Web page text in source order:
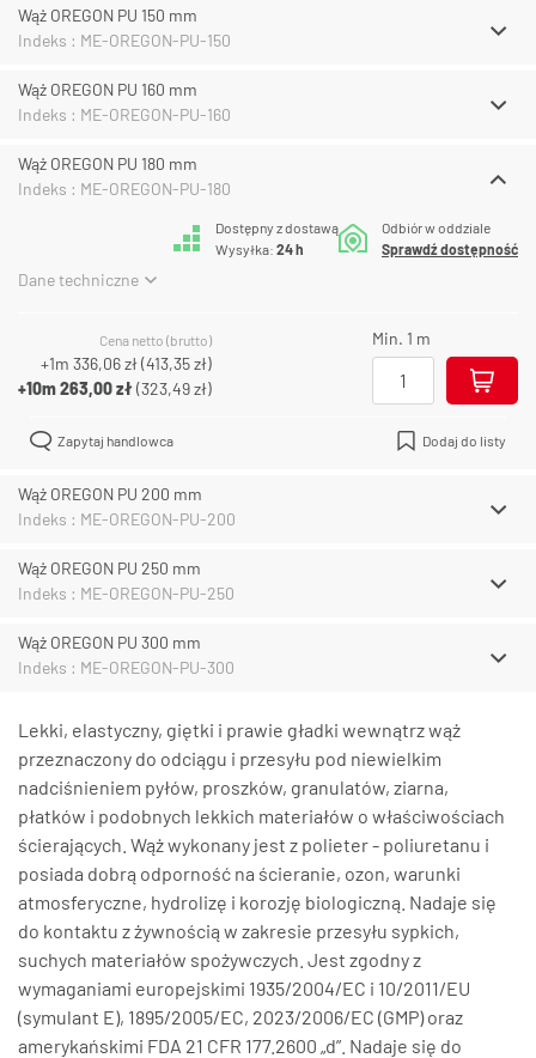
Wąż OREGON PU 150 mm
Indeks : ME-OREGON-PU-150
Wąż OREGON PU 160 mm
Indeks : ME-OREGON-PU-160
Wąż OREGON PU 180 mm
Indeks : ME-OREGON-PU-180
Dostępny z dostawą
Wysyłka: 24 h
Odbiór w oddziale
Sprawdź dostępność
Dane techniczne
Cena netto (brutto)
+1m 336,06 zł(413,35 zł)
+10m263,00 zł(323,49 zł)
Min. 1 m
Zapytaj handlowca Dodaj do listy
Wąż OREGON PU 200 mm
Indeks : ME-OREGON-PU-200
Wąż OREGON PU 250 mm
Indeks : ME-OREGON-PU-250
Wąż OREGON PU 300 mm
Indeks : ME-OREGON-PU-300
Lekki, elastyczny, giętki i prawie gładki wewnątrz wąż
przeznaczony do odciągu i przesyłu pod niewielkim
nadciśnieniem pyłów, proszków, granulatów, ziarna,
płatków i podobnych lekkich materiałów o właściwościach
ścierających. Wąż wykonany jest z polieter - poliuretanu i
posiada dobrą odporność na ścieranie, ozon, warunki
atmosferyczne, hydrolizę i korozję biologiczną. Nadaje się
do kontaktu z żywnością w zakresie przesyłu sypkich,
suchych materiałów spożywczych. Jest zgodny z
wymaganiami europejskimi 1935/2004/EC i 10/2011/EU
(symulant E), 1895/2005/EC, 2023/2006/EC (GMP) oraz
amerykańskimi FDA 21 CFR 177.2600 „d”. Nadaje się do